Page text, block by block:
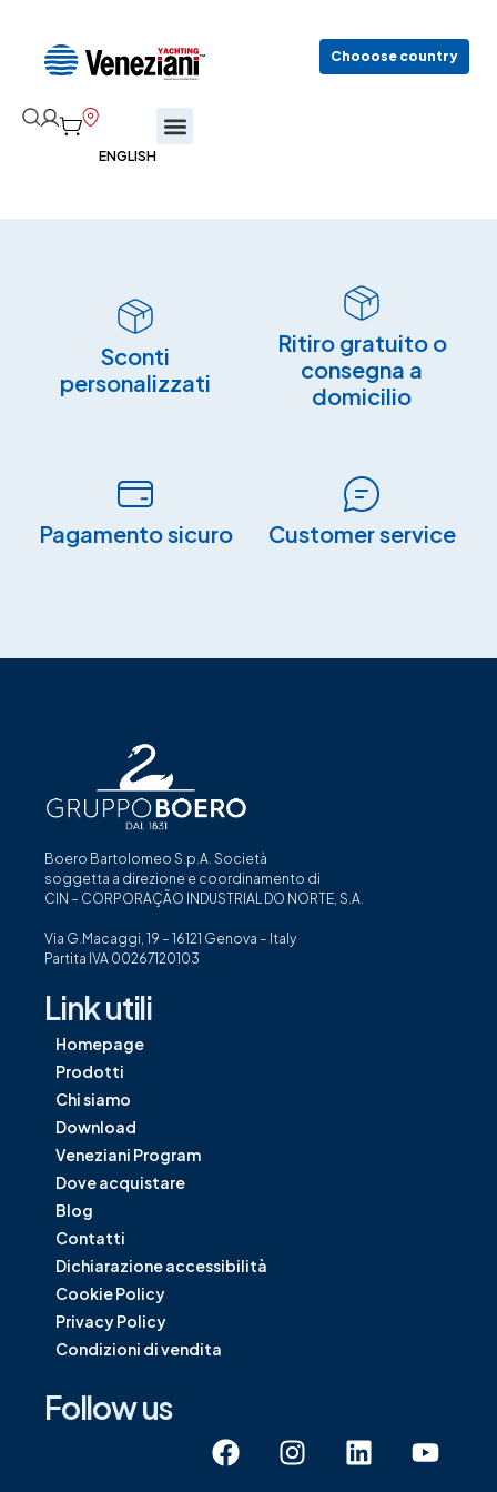
Chooose country
Sconti
personalizzati
Ritiro gratuito o
consegna a
domicilio
Pagamento sicuro​ Customer service
Boero Bartolomeo S.p.A. Società
soggetta a direzione e coordinamento di
CIN – CORPORAÇÃO INDUSTRIAL DO NORTE, S.A.
Via G.Macaggi, 19 – 16121 Genova – Italy
Partita IVA 00267120103
Link utili
Homepage
Prodotti
Chi siamo
Download
Veneziani Program
Dove acquistare
Blog
Contatti
Dichiarazione accessibilità
Cookie Policy
Privacy Policy
Condizioni di vendita
Follow us